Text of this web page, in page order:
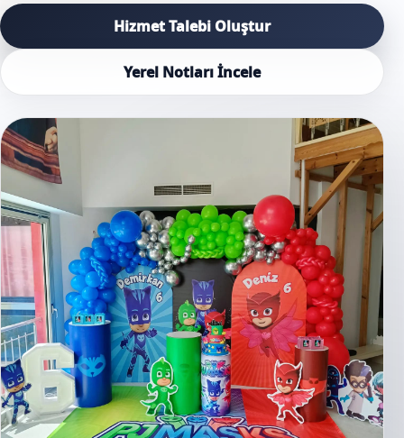
Hizmet Talebi Oluştur
Yerel Notları İncele